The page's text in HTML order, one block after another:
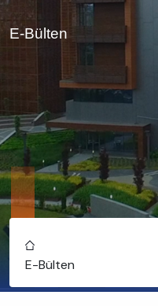
E-Bülten
Home
E-Bülten